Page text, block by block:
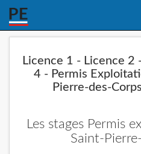
Licence 1 - Licence 2
4 - Permis
Pierre-des-
Les stages Permis
Saint-